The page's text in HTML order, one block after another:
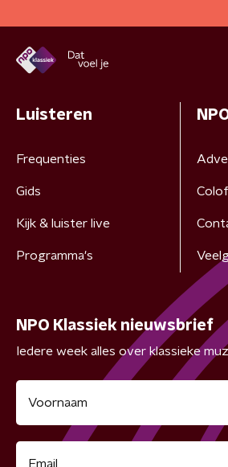
Luisteren
Frequenties
Gids
Kijk & luister live
Programma's
NPO Klassiek nieuwsbrief
Iedere week alles over klassieke